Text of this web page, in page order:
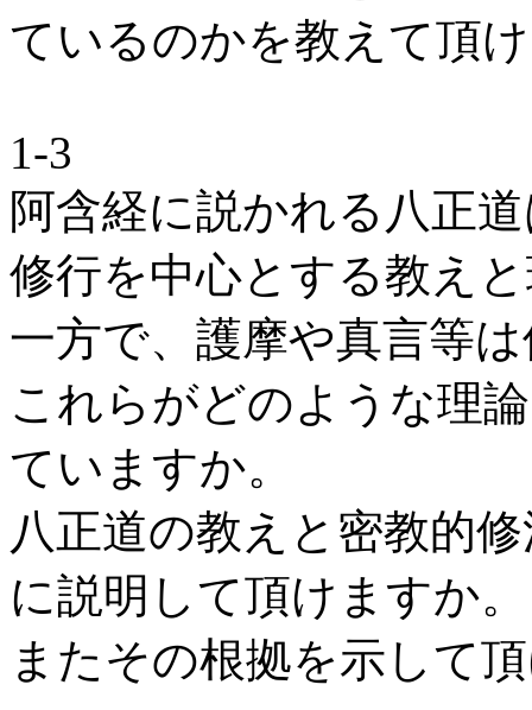
ているのかを教えて頂
1-3
阿含経に説かれる八正
修行を中心とする教え
一方で、護摩や真言等
これらがどのような理
ていますか。
八正道の教えと密教的
に説明して頂けますか。
またその根拠を示して